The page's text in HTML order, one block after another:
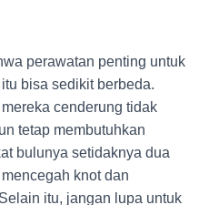
perawatan penting untuk
bisa sedikit berbeda.
cenderung tidak
tetap membutuhkan
bulunya setidaknya dua
knot dan
itu, jangan lupa untuk